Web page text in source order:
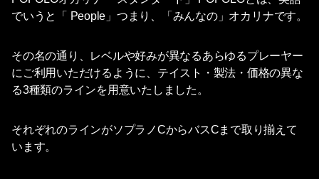
でいうと「 People」つまり、「みんなの」オカリナです。
その名の通り、レベルや好みが異なるあらゆるプレーヤー
にご利用いただけるように、テイスト・製法・価格の異な
る3種類のラインを用意いたしました。
それぞれのラインがソプラノCからバスCまで取り揃えて
います。